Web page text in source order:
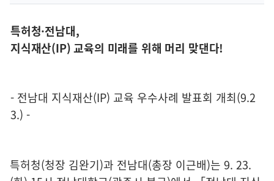
특허청·전남대,
지식재산(IP) 교육의 미래를 위해 머리 맞댄다!
- 전남대 지식재산(IP) 교육 우수사례 발표회 개최(9.2
3.) -
특허청(청장 김완기)과 전남대(총장 이근배)는 9. 23.